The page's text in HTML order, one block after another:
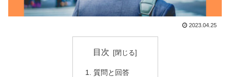
2023.04.25
目次
質問と回答